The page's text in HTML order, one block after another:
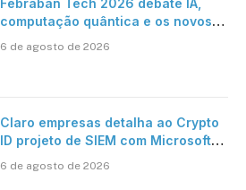
Febraban Tech 2026 debate IA,
computação quântica e os novos
desafios da tecnologia bancária
6 de agosto de 2026
Claro empresas detalha ao Crypto
ID projeto de SIEM com Microsoft
automatizada
6 de agosto de 2026